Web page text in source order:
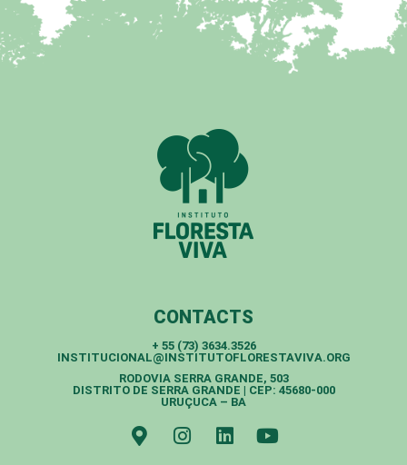
CONTACTS
+ 55 (73) 3634.3526
INSTITUCIONAL@INSTITUTOFLORESTAVIVA.ORG
RODOVIA SERRA GRANDE, 503
DISTRITO DE SERRA GRANDE | CEP: 45680-000
URUÇUCA – BA